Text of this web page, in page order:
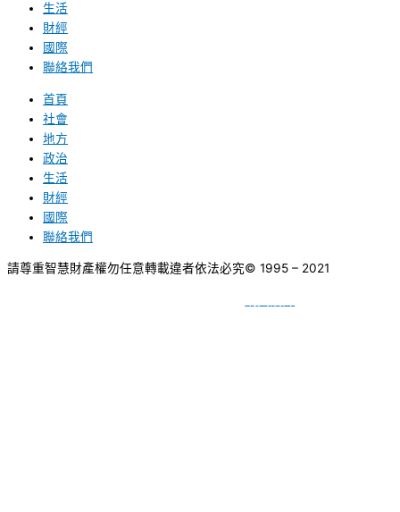
生活
財經
國際
聯絡我們
首頁
社會
地方
政治
生活
財經
國際
聯絡我們
請尊重智慧財產權勿任意轉載違者依法必究© 1995 – 2021